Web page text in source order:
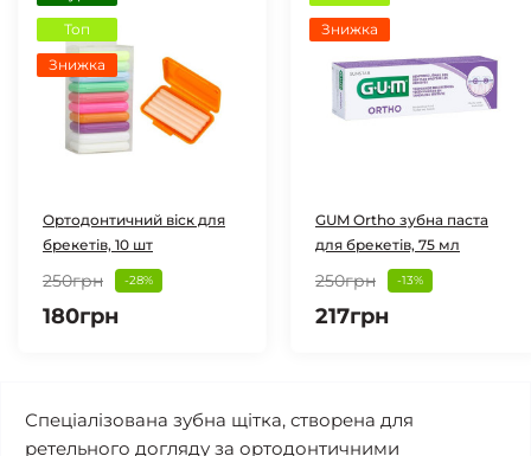
Топ
Знижка
Ортодонтичний віск для
брекетів, 10 шт
250грн -28%
180грн
Знижка
GUM Ortho зубна паста
для брекетів, 75 мл
250грн -13%
217грн
Спеціалізована зубна щітка, створена для
ретельного догляду за ортодонтичними